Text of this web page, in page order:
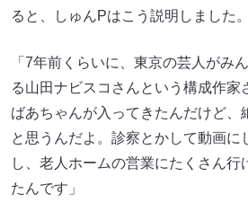
ると、しゅんPはこう説明しました。
「7年前くらいに、東京の芸人がみ
る山田ナビスコさんという構成作家
ばあちゃんが入ってきたんだけど、
と思うんだよ。診察とかして動画に
し、老人ホームの営業にたくさん行
たんです」